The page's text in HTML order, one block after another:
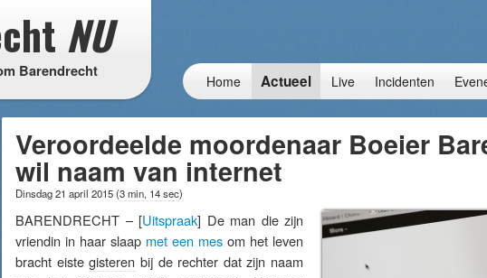
NU
Barendrecht
Home Actueel Live Incidenten
Veroordeelde moordenaar Boeier
wil naam van internet
Dinsdag 21 april 2015(3 min, 14 sec)
BARENDRECHT – [Uitspraak] De man die zijn
vriendin in haar slaap met een mes om het leven
bracht eistegisteren bij de rechter dat zijn naam